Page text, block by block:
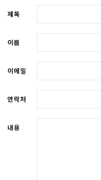
제목
이름
이메일
연락처
내용